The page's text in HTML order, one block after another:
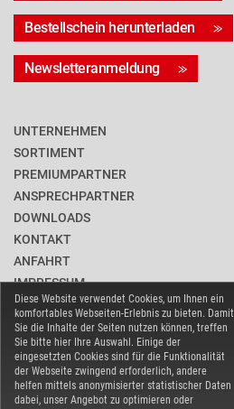
Diese Website verwendet Cookies, um Ihnen ein
komfortables Webseiten-Erlebnis zu bieten. Damit
Sie die Inhalte der Seiten nutzen können, treffen
Sie bitte hier Ihre Auswahl. Einige der
eingesetzten Cookies sind für die Funktionalität
der Webseite zwingend erforderlich, andere
helfen mittels anonymisierter statistischer Daten
dabei, unser Angebot zu optimieren oder
Bestellschein herunterladen
Newsletteranmeldung
UNTERNEHMEN
SORTIMENT
PREMIUMPARTNER
ANSPRECHPARTNER
DOWNLOADS
KONTAKT
ANFAHRT
IMPRESSUM
DATENSCHUTZ
BARRIEREFREIHEIT
COOKIE-EINSTELLUNGEN